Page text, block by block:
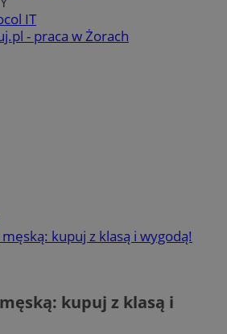
IT
- praca w Żorach
kupuj z klasą i wygodą!
kupuj z klasą i